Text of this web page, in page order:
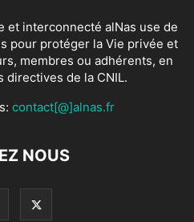
et interconnecté alNas use de
pour protéger la Vie privée et
membres ou adhérents, en
directives de la CNIL.
contact[@]alnas.fr
NOUS